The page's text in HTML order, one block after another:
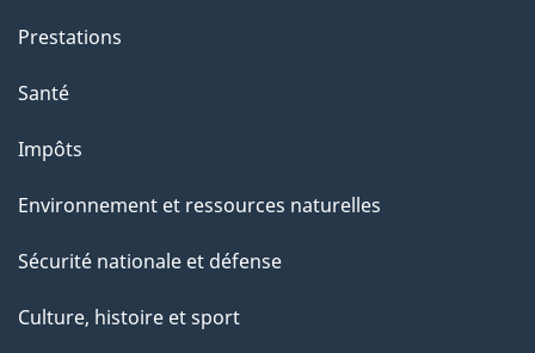
Prestations
Santé
Impôts
Environnement et ressources naturelles
Sécurité nationale et défense
Culture, histoire et sport